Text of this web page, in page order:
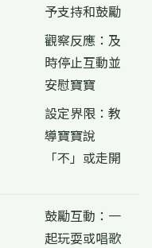
予支持和鼓勵
觀察反應：及
時停止互動並
安慰寶寶
設定界限：教
導寶寶說
「不」或走開
鼓勵互動：一
起玩耍或唱歌